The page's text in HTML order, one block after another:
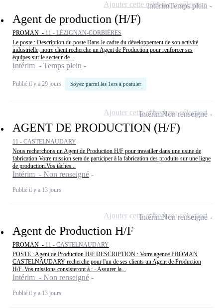
Agent de production (H/F)
PROMAN - 11 - LÉZIGNAN-CORBIÈRES
Le poste : Description du poste Dans le cadre du développement de son activité
industrielle, notre client recherche un Agent de Production pour renforcer ses
équipes sur le secteur de...
Intérim - Temps plein
Publié il y a 29 jours Soyez parmi les 1ers à postuler
IntérimTemps plein
Ajouter cette offre à ma sélection
AGENT DE PRODUCTION (H/F)
11 - CASTELNAUDARY
Nous recherchons un Agent de Production H/F pour travailler dans une usine de
fabrication.Votre mission sera de participer à la fabrication des produits sur une ligne
de production.Vos tâches...
Intérim - Non renseigné
Publié il y a 13 jours
IntérimNon renseigné
Ajouter cette offre à ma sélection
Agent de Production H/F
PROMAN - 11 - CASTELNAUDARY
POSTE : Agent de Production H/F DESCRIPTION : Votre agence PROMAN
CASTELNAUDARY recherche pour l'un de ses clients un Agent de Production
H/F. Vos missions consisteront à : - Assurer la...
Intérim - Non renseigné
Publié il y a 13 jours
IntérimNon renseigné
Ajouter cette offre à ma sélection